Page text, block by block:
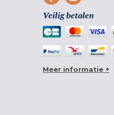
Veilig betalen
Meer informatie +